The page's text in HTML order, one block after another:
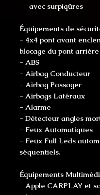
avec surpiqûres
Équipements de
- 4x4 pont avant
blocage du pont arrière
- ABS
- Airbag Conducteur
- Airbag Passager
- Airbags Latéraux
- Alarme
- Détecteur angles
- Feux Automatiques
- Feux Full Leds
séquentiels.
Équipements
- Apple CARPLAY et